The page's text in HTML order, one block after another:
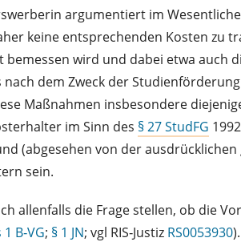
argumentiert im
keine entsprechenden Kosten zu
bemessen wird und dabei etwa
nach dem Zweck der
Maßnahmen insbesondere
im Sinn des § 27 StudFG
(abgesehen von der
sein.
allenfalls die Frage stellen, ob die
B‑VG; § 1 JN; vgl RIS‑Justiz RS0053930